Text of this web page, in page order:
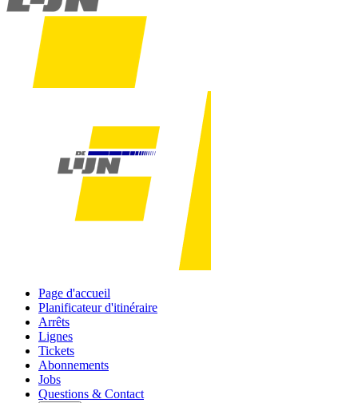
Page d'accueil
Planificateur d'itinéraire
Arrêts
Lignes
Tickets
Abonnements
Jobs
Questions & Contact